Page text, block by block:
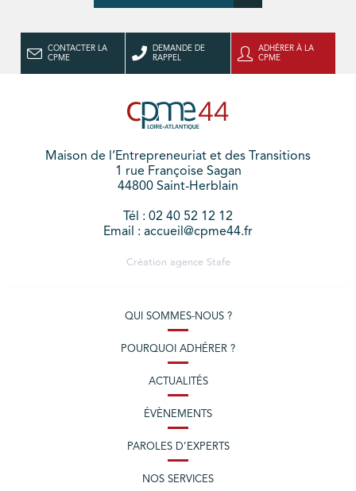
CONTACTER LA
CPME
DEMANDE DE
RAPPEL
ADHÉRER À LA
CPME
Maison de l’Entrepreneuriat et des Transitions
1 rue Françoise Sagan
44800 Saint-Herblain
Tél : 02 40 52 12 12
Email : accueil@cpme44.fr
Création agence Stafe
QUI SOMMES-NOUS ?
POURQUOI ADHÉRER ?
ACTUALITÉS
ÉVÈNEMENTS
PAROLES D’EXPERTS
NOS SERVICES